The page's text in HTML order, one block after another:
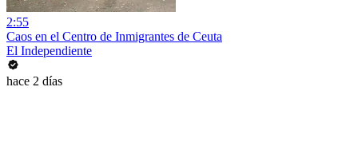
2:55
Caos en el Centro de Inmigrantes de Ceuta
El Independiente
hace 2 días